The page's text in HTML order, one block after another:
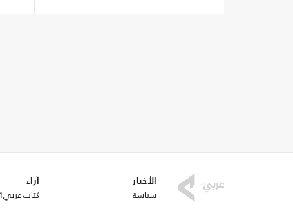
الأخبار
سياسة
آراء
كتاب عربي21